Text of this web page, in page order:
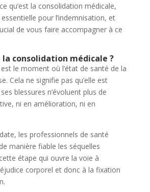
qu’est la consolidation médicale,
pour l’indemnisation, et
de vous faire accompagner à ce
la consolidation médicale ?
le moment où l’état de santé de la
Cela ne signifie pas qu’elle est
blessures n’évoluent plus de
ni en amélioration, ni en
les professionnels de santé
manière fiable les séquelles
étape qui ouvre la voie à
corporel et donc à la fixation